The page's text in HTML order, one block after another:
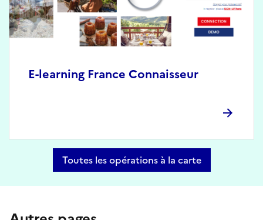
E-learning France Connaisseur
Toutes les opérations à la carte